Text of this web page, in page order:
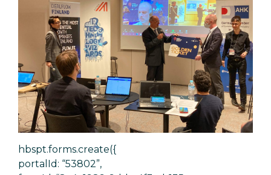
hbspt.forms.create({
portalId: “53802”,